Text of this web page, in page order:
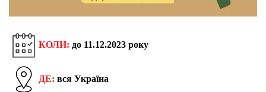
КОЛИ: до 11.12.2023 року
ДЕ: вся Україна